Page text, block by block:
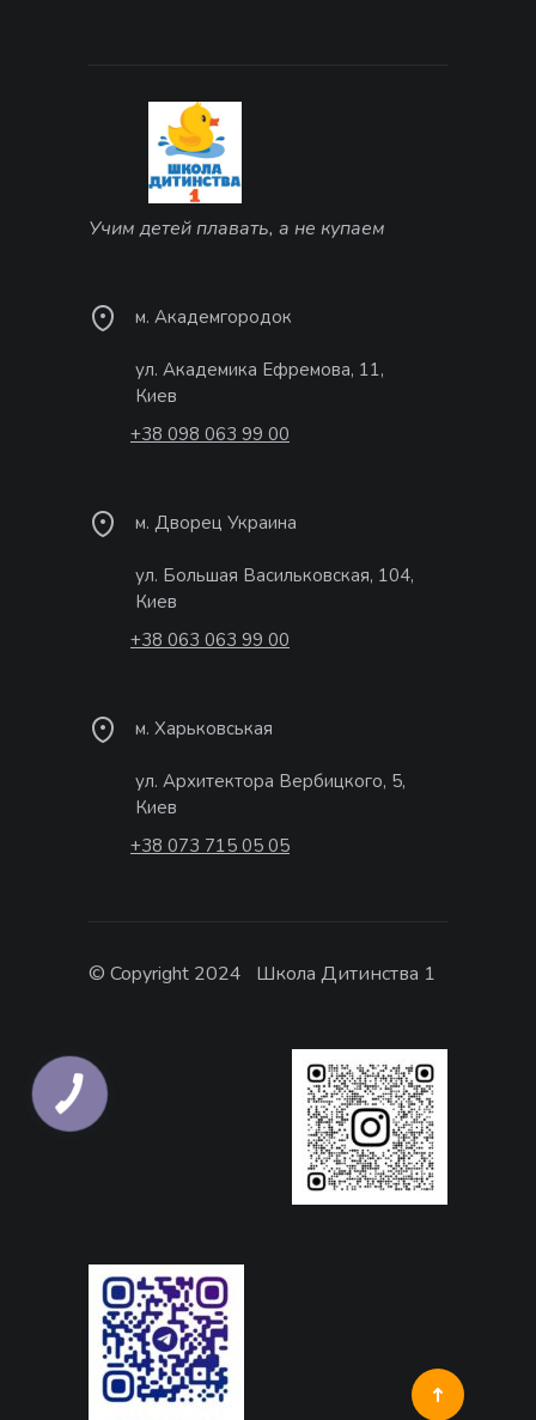
Учим детей плавать, а не купаем
м. Академгородок
ул. Академика Ефремова, 11,
Киев
+38 098 063 99 00
м. Дворец Украина
ул. Большая Васильковская, 104,
Киев
+38 063 063 99 00
м. Харьковськая
ул. Архитектора Вербицкого, 5,
Киев
+38 073 715 05 05
© Copyright 2024 Школа Дитинства 1